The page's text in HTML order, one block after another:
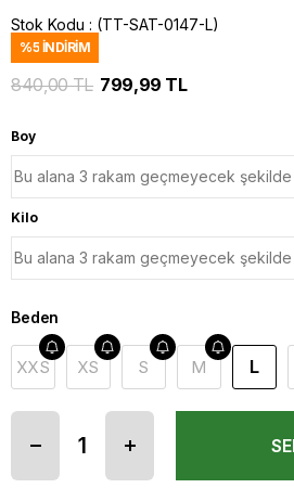
Stok Kodu (TT-SAT-0147-L)
%5 İNDIRIM
840,00 TL 799,99 TL
Boy
Kilo
Beden
XXS XS S M L